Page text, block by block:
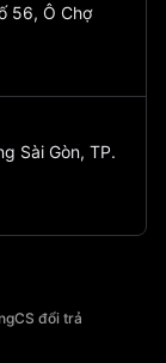
56, Ô Chợ
Sài Gòn, TP.
CS đổi trả